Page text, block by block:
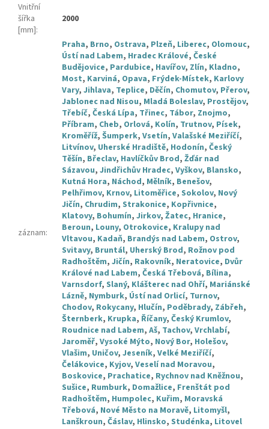
Vnitřní
šířka
[mm]:
2000
záznam:
Praha, Brno, Ostrava, Plzeň, Liberec, Olomouc,
Ústí nad Labem, Hradec Králové, České
Budějovice, Pardubice, Havířov, Zlín, Kladno,
Most, Karviná, Opava, Frýdek-Místek, Karlovy
Vary, Jihlava, Teplice, Děčín, Chomutov, Přerov,
Jablonec nad Nisou, Mladá Boleslav, Prostějov,
Třebíč, Česká Lípa, Třinec, Tábor, Znojmo,
Příbram, Cheb, Orlová, Kolín, Trutnov, Písek,
Kroměříž, Šumperk, Vsetín, Valašské Meziříčí,
Litvínov, Uherské Hradiště, Hodonín, Český
Těšín, Břeclav, Havlíčkův Brod, Žďár nad
Sázavou, Jindřichův Hradec, Vyškov, Blansko,
Kutná Hora, Náchod, Mělník, Benešov,
Pelhřimov, Krnov, Litoměřice, Sokolov, Nový
Jičín, Chrudim, Strakonice, Kopřivnice,
Klatovy, Bohumín, Jirkov, Žatec, Hranice,
Beroun, Louny, Otrokovice, Kralupy nad
Vltavou, Kadaň, Brandýs nad Labem, Ostrov,
Svitavy, Bruntál, Uherský Brod, Rožnov pod
Radhoštěm, Jičín, Rakovník, Neratovice, Dvůr
Králové nad Labem, Česká Třebová, Bílina,
Varnsdorf, Slaný, Klášterec nad Ohří, Mariánské
Lázně, Nymburk, Ústí nad Orlicí, Turnov,
Chodov, Rokycany, Hlučín, Poděbrady, Zábřeh,
Šternberk, Krupka, Říčany, Český Krumlov,
Roudnice nad Labem, Aš, Tachov, Vrchlabí,
Jaroměř, Vysoké Mýto, Nový Bor, Holešov,
Vlašim, Uničov, Jeseník, Velké Meziříčí,
Čelákovice, Kyjov, Veselí nad Moravou,
Boskovice, Prachatice, Rychnov nad Kněžnou,
Sušice, Rumburk, Domažlice, Frenštát pod
Radhoštěm, Humpolec, Kuřim, Moravská
Třebová, Nové Město na Moravě, Litomyšl,
Lanškroun, Čáslav, Hlinsko, Studénka, Litovel